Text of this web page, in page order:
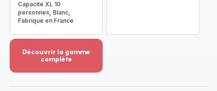
Capacité XL 10
personnes, Blanc,
Fabriqué en France
Découvrir la gamme
complète
-